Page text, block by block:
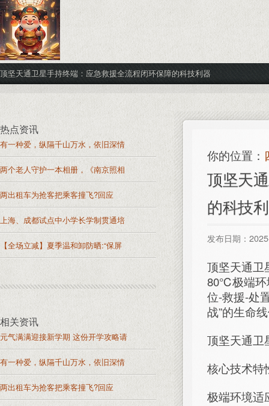
顶坚天通卫星手持终端：应急救援全流程闭环保障的科技利器
你的位置：
顶坚天
的科技
发布日期：
顶坚天通卫
80℃极端环
位-救援-处
战”的生命
顶坚天通卫
核心技术特
极端环境适
热点资讯
有一种爱，纵隔千山万水，依旧深情
两个老人守护一本相册，《南京照相
两出租车为抢客把乘客撞飞?回应
上海、成都试点中小学长学制贯通培
【全场立减】夏季温和卸防晒:“保屏
相关资讯
元气满满迎接新学期 这份开学攻略请
有一种爱，纵隔千山万水，依旧深情
两出租车为抢客把乘客撞飞?回应